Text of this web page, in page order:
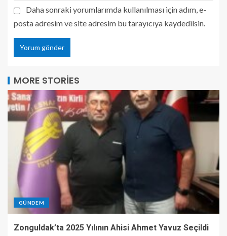
Daha sonraki yorumlarımda kullanılması için adım, e-
posta adresim ve site adresim bu tarayıcıya kaydedilsin.
MORE STORIES
GÜNDEM
Zonguldak’ta 2025 Yılının Ahisi Ahmet Yavuz Seçildi